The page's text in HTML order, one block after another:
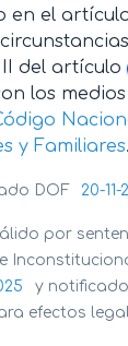
en el
del artículo
los
y Familiares
DOF 20-11-
por
y
efectos